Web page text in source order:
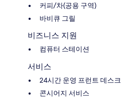
커피/차(공용 구역)
바비큐 그릴
비즈니스 지원
컴퓨터 스테이션
서비스
24시간 운영 프런트 데스크
콘시어지 서비스